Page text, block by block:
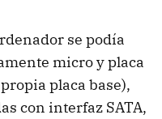
se podía
micro y placa
placa base),
con interfaz SATA,